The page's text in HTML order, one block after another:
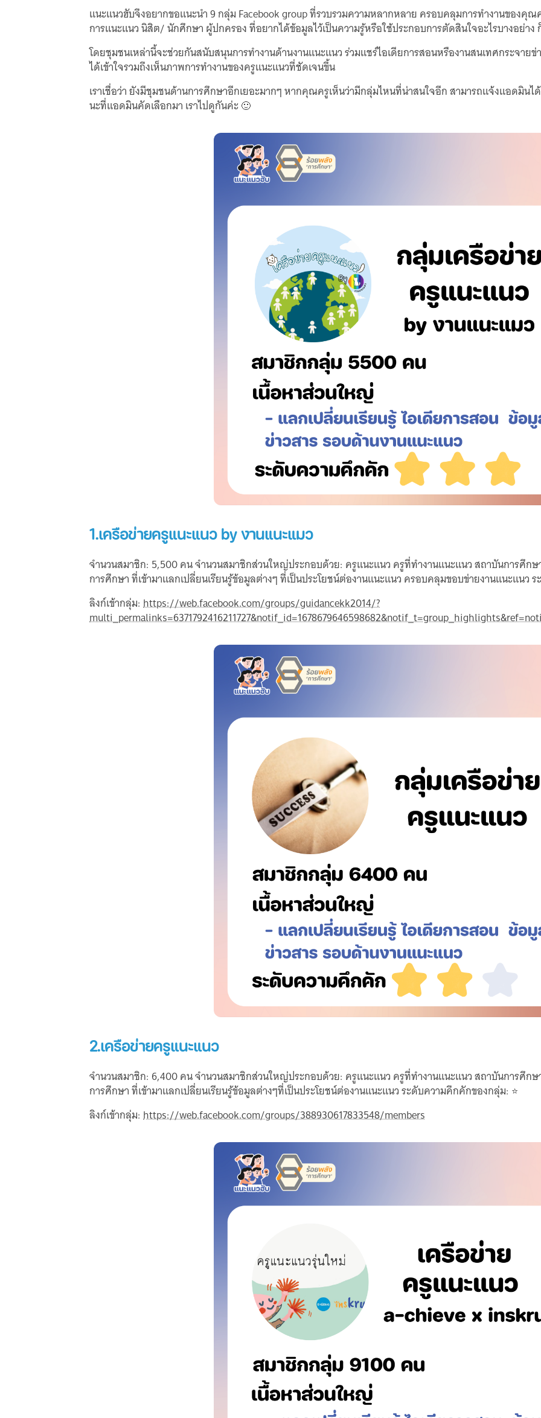
แนะแนวฮับจึงอยากขอแนะนำ 9 กลุ่ม Facebook group ที่รวบรวมความหลากหลาย ครอบคลุมการทำงานของ
การแนะแนว นิสิต/ นักศึกษา ผู้ปกครอง ที่อยากได้ข้อมูลไว้เป็นความรู้หรือใช้ประกอบการตัดสินใจอะไรบางอย่าง
โดยชุมชนเหล่านี้จะช่วยกันสนับสนุนการทำงานด้านงานแนะแนว ร่วมแชร์ไอเดียการสอนหรืองานสนเทศกระจายข่
ได้เข้าใจรวมถึงเห็นภาพการทำงานของครูแนะแนวที่ชัดเจนขึ้น
เราเชื่อว่า ยังมีชุมชนด้านการศึกษาอีกเยอะมากๆ หากคุณครูเห็นว่ามีกลุ่มไหนที่น่าสนใจอีก สามารถแจ้งแอดมินไ
นะที่แอดมินคัดเลือกมา เราไปดูกันค่ะ 🙂
1.เครือข่ายครูแนะแนว by งานแนะแมว
จำนวนสมาชิก: 5,500 คน จำนวนสมาชิกส่วนใหญ่ประกอบด้วย: ครูแนะแนว ครูที่ทำงานแนะแนว สถาบันการศึก
การศึกษา ที่เข้ามาแลกเปลี่ยนเรียนรู้ข้อมูลต่างๆ ที่เป็นประโยชน์ต่องานแนะแนว ครอบคลุมขอบข่ายงานแนะแนว ร
ลิงก์เข้ากลุ่ม: https://web.facebook.com/groups/guidancekk2014/?
2.เครือข่ายครูแนะแนว
จำนวนสมาชิก: 6,400 คน จำนวนสมาชิกส่วนใหญ่ประกอบด้วย: ครูแนะแนว ครูที่ทำงานแนะแนว สถาบันการศึก
การศึกษา ที่เข้ามาแลกเปลี่ยนเรียนรู้ข้อมูลต่างๆที่เป็นประโยชน์ต่องานแนะแนว ระดับความคึกคักของกลุ่ม: ⭐️
ลิงก์เข้ากลุ่ม: https://web.facebook.com/groups/388930617833548/members